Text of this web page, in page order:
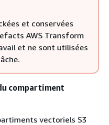
et conservées
AWS Transform
et ne sont utilisées
compartiment
vectoriels S3